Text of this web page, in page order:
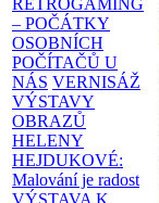
RETROGAMING
– POČÁTKY
OSOBNÍCH
POČÍTAČŮ U
NÁS VERNISÁŽ
VÝSTAVY
OBRAZŮ
HELENY
HEJDUKOVÉ:
Malování je radost